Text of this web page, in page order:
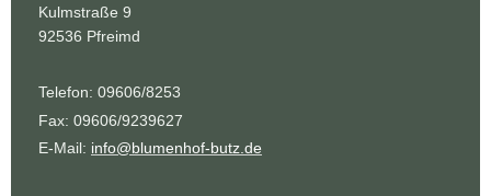
Kulmstraße 9
92536 Pfreimd
Telefon: 09606/8253
Fax: 09606/9239627
E-Mail: info@blumenhof-butz.de